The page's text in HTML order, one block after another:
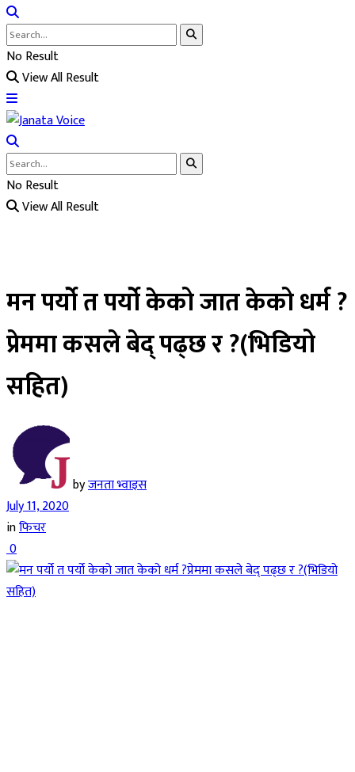
No Result
View All Result
No Result
View All Result
मन पर्यो त पर्यो केको जात केको धर्म ?
प्रेममा कसले बेद् पढ्छ र ?(भिडियो
सहित)
byजनता भ्वाइस
July 11, 2020
inफिचर
0